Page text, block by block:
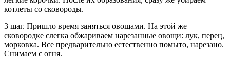
котлеты со сковороды.
3 шаг. Пришло время заняться овощами. На этой же
сковородке слегка обжариваем нарезанные овощи: лук, перец,
морковка. Все предварительно естественно помыто, нарезано.
Снимаем с огня.